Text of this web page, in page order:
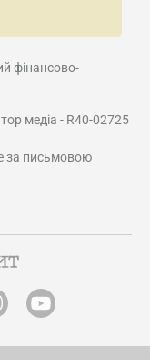
фінансово-
медіа - R40-02725
за письмовою